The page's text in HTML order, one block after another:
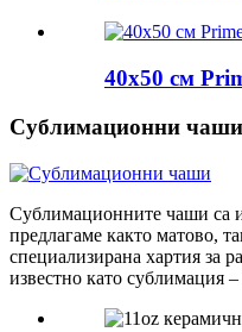
40x50 см
Сублимационни чаши
Сублимационните чаши са
предлагаме както матово,
специализирана хартия за
известно като сублимация